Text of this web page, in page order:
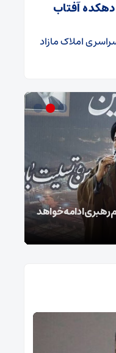
آفتاب
املاک مازاد
رهبری ادامه خواهد